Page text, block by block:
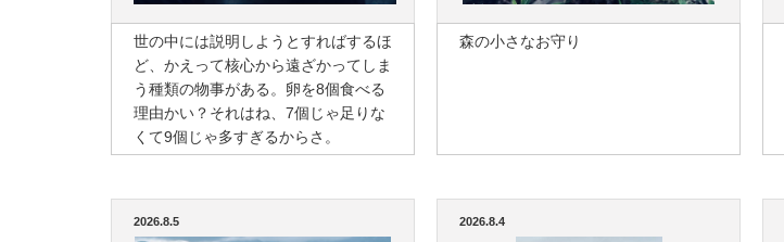
世の中には説明しようとすればするほ
ど、かえって核心から遠ざかってしま
う種類の物事がある。卵を8個食べる
理由かい？それはね、7個じゃ足りな
くて9個じゃ多すぎるからさ。
森の小さなお守り
2026.8.5 2026.8.4